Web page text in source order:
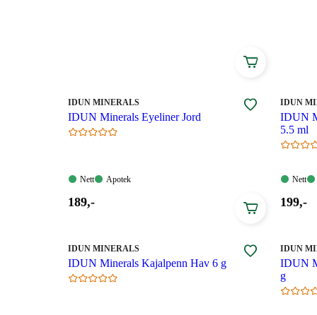
MERKE:
IDUN MINERALS
IDUN Minerals Eyeliner Jord
Nett:
Nett
Apotek:
Apotek
Pris:
189,-
MERKE:
IDUN
IDUN
5.5 ml
Nett:
Nett
Pris:
199,-
MERKE:
IDUN MINERALS
IDUN Minerals Kajalpenn Hav 6 g
MERKE:
IDUN
IDUN
g